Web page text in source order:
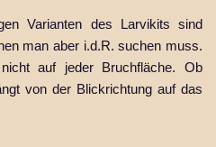
Varianten des Larvikits sind
man aber i.d.R. suchen muss.
auf jeder Bruchfläche. Ob
von der Blickrichtung auf das